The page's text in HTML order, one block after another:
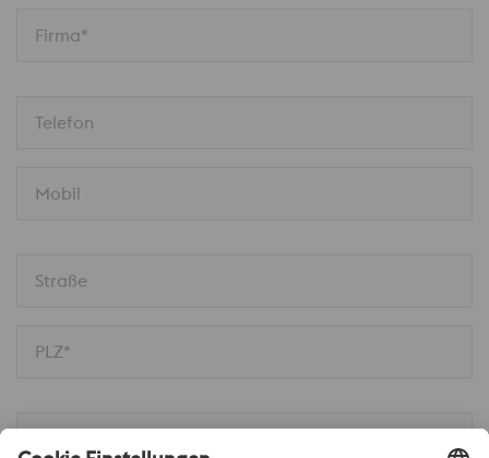
Firma*
Telefon
Mobil
Straße
PLZ*